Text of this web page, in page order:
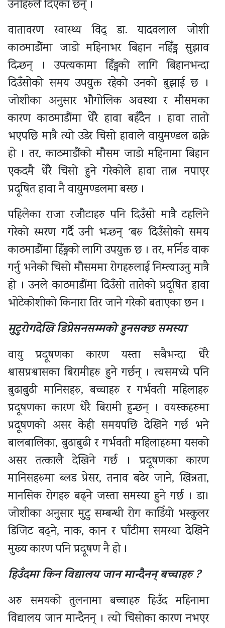
उनीहरुले दिएका छन् ।
वातावरण स्वास्थ्य विद् डा. यादवलाल जोशी
काठमाडौंमा जाडो महिनाभर बिहान नहिँड्न सुझाव
दिन्छन् । उपत्यकामा हिँड्नको लागि बिहानभन्दा
दिउँसोको समय उपयुक्त रहेको उनको बुझाई छ ।
जोशीका अनुसार भौगोलिक अवस्था र मौसमका
कारण काठमाडौंमा धेरै हावा बहँदैन । हावा तातो
भएपछि मात्रै त्यो उडेर चिसो हावाले वायुमण्डल ढाक्ने
हो । तर, काठमाडौंको मौसम जाडो महिनामा बिहान
एकदमै धेरै चिसो हुने गरेकोले हावा तात्न नपाएर
प्रदूषित हावा नै वायुमण्डलमा बस्छ ।
पहिलेका राजा रजौटाहरु पनि दिउँसो मात्रै टहलिने
गरेको स्मरण गर्दै उनी भन्छन् ‘बरु दिउँसोको समय
काठमाडौंमा हिँड्नको लागि उपयुक्त छ । तर, मर्निङ वाक
गर्नु भनेको चिसो मौसममा रोगहरुलाई निम्त्याउनु मात्रै
हो । उनले काठमाडौंमा दिउँसो तातेको प्रदूषित हावा
भोटेकोशीको किनारा तिर जाने गरेको बताएका छन ।
मुटुरोगदेखि डिप्रेसनसम्मको हुनसक्छ समस्या
वायु प्रदूषणका कारण यस्ता सबैभन्दा धेरै
श्वासप्रश्वासका बिरामीहरु हुने गर्छन् । त्यसमध्ये पनि
बुढाबुुढी मानिसहरु, बच्चाहरु र गर्भवती महिलाहरु
प्रदूषणका कारण धेरै बिरामी हुन्छन् । वयस्कहरुमा
प्रदूषणको असर केही समयपछि देखिने गर्छ भने
बालबालिका, बुढाबुढी र गर्भवती महिलाहरुमा यसको
असर तत्कालै देखिने गर्छ । प्रदूषणका कारण
मानिसहरुमा ब्लड प्रेसर, तनाव बढेर जाने, खिन्नता,
मानसिक रोगहरु बढ्ने जस्ता समस्या हुने गर्छ । डा।
जोशीका अनुसार मुटु सम्बन्धी रोग कार्डियो भस्कुलर
डिजिट बढ्ने, नाक, कान र घाँटीमा समस्या देखिने
मुख्य कारण पनि प्रदूषण नै हो ।
हिउँदमा किन विद्यालय जान मान्दैनन् बच्चाहरु ?
अरु समयको तुलनामा बच्चाहरु हिउँद महिनामा
विद्यालय जान मान्दैनन् । त्यो चिसोका कारण नभएर